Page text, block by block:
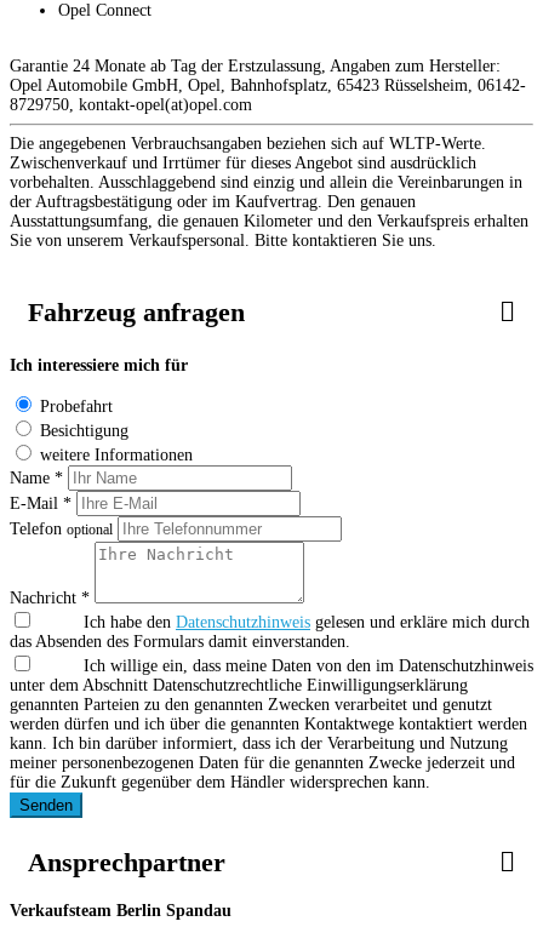
Opel Connect
Garantie 24 Monate ab Tag der Erstzulassung, Angaben zum Hersteller:
Opel Automobile GmbH, Opel, Bahnhofsplatz, 65423 Rüsselsheim, 06142-
8729750, kontakt-opel(at)opel.com
Die angegebenen Verbrauchsangaben beziehen sich auf WLTP-Werte.
Zwischenverkauf und Irrtümer für dieses Angebot sind ausdrücklich
vorbehalten. Ausschlaggebend sind einzig und allein die Vereinbarungen in
der Auftragsbestätigung oder im Kaufvertrag. Den genauen
Ausstattungsumfang, die genauen Kilometer und den Verkaufspreis erhalten
Sie von unserem Verkaufspersonal. Bitte kontaktieren Sie uns.
Fahrzeug anfragen
Ich interessiere mich für
Probefahrt
Besichtigung
weitere Informationen
Name *
E-Mail *
Telefon optional
Nachricht *
Ich habe den Datenschutzhinweis gelesen und erkläre mich durch
das Absenden des Formulars damit einverstanden.
Ich willige ein, dass meine Daten von den im Datenschutzhinweis
unter dem Abschnitt Datenschutzrechtliche Einwilligungserklärung
genannten Parteien zu den genannten Zwecken verarbeitet und genutzt
werden dürfen und ich über die genannten Kontaktwege kontaktiert werden
kann. Ich bin darüber informiert, dass ich der Verarbeitung und Nutzung
meiner personenbezogenen Daten für die genannten Zwecke jederzeit und
für die Zukunft gegenüber dem Händler widersprechen kann.
Senden
Ansprechpartner
Verkaufsteam Berlin Spandau